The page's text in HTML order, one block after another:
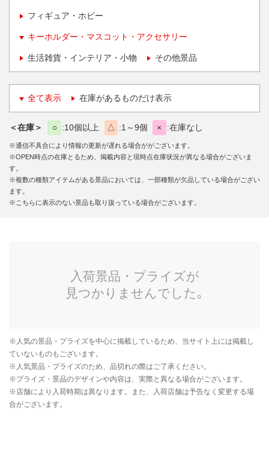
フィギュア・ホビー
キーホルダー・マスコット・アクセサリー
生活雑貨・インテリア・小物 その他景品
全て表示 在庫があるものだけ表示
＜在庫＞ ○ 10個以上 △ 1～9個 × 在庫なし
※通信不具合により情報の更新が遅れる場合ががございます。
※OPEN時点の在庫とるため、掲載内容と現時点在庫状況が異なる場合がございま
す。
※複数の種類アイテムがある景品においては、一部種類が欠品している場合がござい
ます。
※こちらに表示のない景品も取り扱っている場合がございます。